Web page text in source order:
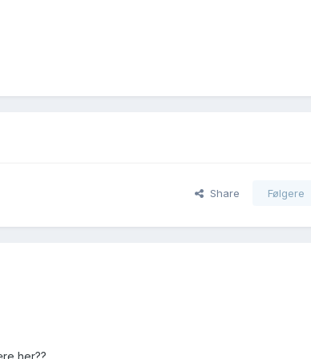
Share Følgere